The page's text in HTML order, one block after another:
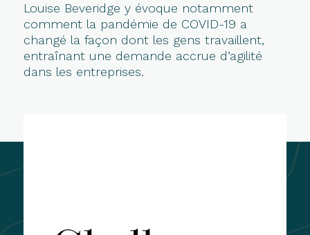
Louise Beveridge y évoque notamment
comment la pandémie de COVID-19 a
changé la façon dont les gens travaillent,
entraînant une demande accrue d’agilité
dans les entreprises.